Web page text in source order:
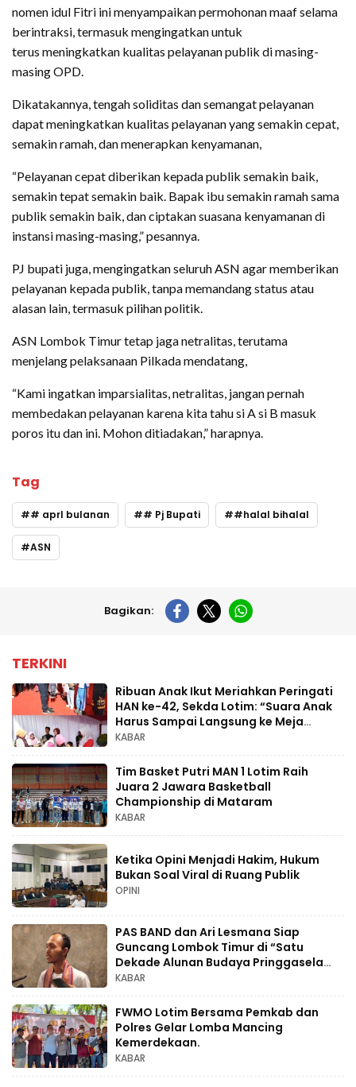
nomen idul Fitri ini menyampaikan permohonan maaf selama
berintraksi, termasuk mengingatkan untuk
terus meningkatkan kualitas pelayanan publik di masing-
masing OPD.
Dikatakannya, tengah soliditas dan semangat pelayanan
dapat meningkatkan kualitas pelayanan yang semakin cepat,
semakin ramah, dan menerapkan kenyamanan,
“Pelayanan cepat diberikan kepada publik semakin baik,
semakin tepat semakin baik. Bapak ibu semakin ramah sama
publik semakin baik, dan ciptakan suasana kenyamanan di
instansi masing-masing,” pesannya.
PJ bupati juga, mengingatkan seluruh ASN agar memberikan
pelayanan kepada publik, tanpa memandang status atau
alasan lain, termasuk pilihan politik.
ASN Lombok Timur tetap jaga netralitas, terutama
menjelang pelaksanaan Pilkada mendatang,
“Kami ingatkan imparsialitas, netralitas, jangan pernah
membedakan pelayanan karena kita tahu si A si B masuk
poros itu dan ini. Mohon ditiadakan,” harapnya.
Tag
# aprl bulanan # Pj Bupati #halal bihalal
ASN
Bagikan:
TERKINI
Ribuan Anak Ikut Meriahkan Peringati
HAN ke-42, Sekda Lotim: “Suara Anak
Harus Sampai Langsung ke Meja
Bupati”.
KABAR
Tim Basket Putri MAN 1 Lotim Raih
Juara 2 Jawara Basketball
Championship di Mataram
KABAR
Ketika Opini Menjadi Hakim, Hukum
Bukan Soal Viral di Ruang Publik
OPINI
PAS BAND dan Ari Lesmana Siap
Guncang Lombok Timur di “Satu
Dekade Alunan Budaya Pringgasela
Raya
KABAR
FWMO Lotim Bersama Pemkab dan
Polres Gelar Lomba Mancing
Kemerdekaan.
KABAR